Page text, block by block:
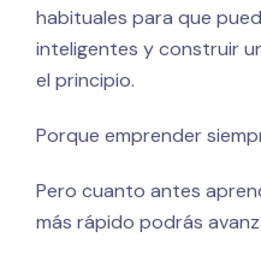
habituales para que
inteligentes y construir
el principio.
Porque emprender
Pero cuanto antes
más rápido podrás